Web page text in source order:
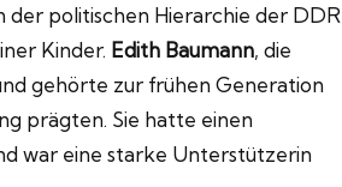
politischen Hierarchie der DDR
Kinder. Edith Baumann, die
gehörte zur frühen Generation
prägten. Sie hatte einen
war eine starke Unterstützerin